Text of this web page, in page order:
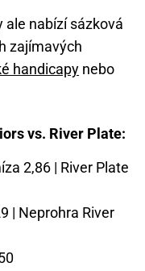
ale nabízí sázková
zajímavých
handicapy nebo
vs. River Plate:
2,86 | River Plate
| Neprohra River